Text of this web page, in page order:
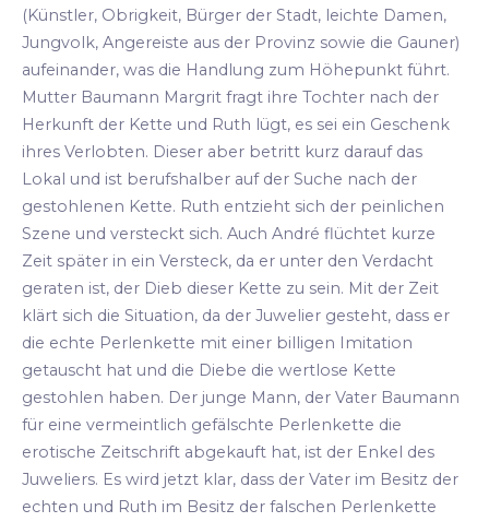
(Künstler, Obrigkeit, Bürger der Stadt, leichte Damen,
Jungvolk, Angereiste aus der Provinz sowie die Gauner)
aufeinander, was die Handlung zum Höhepunkt führt.
Mutter Baumann Margrit fragt ihre Tochter nach der
Herkunft der Kette und Ruth lügt, es sei ein Geschenk
ihres Verlobten. Dieser aber betritt kurz darauf das
Lokal und ist berufshalber auf der Suche nach der
gestohlenen Kette. Ruth entzieht sich der peinlichen
Szene und versteckt sich. Auch André flüchtet kurze
Zeit später in ein Versteck, da er unter den Verdacht
geraten ist, der Dieb dieser Kette zu sein. Mit der Zeit
klärt sich die Situation, da der Juwelier gesteht, dass er
die echte Perlenkette mit einer billigen Imitation
getauscht hat und die Diebe die wertlose Kette
gestohlen haben. Der junge Mann, der Vater Baumann
für eine vermeintlich gefälschte Perlenkette die
erotische Zeitschrift abgekauft hat, ist der Enkel des
Juweliers. Es wird jetzt klar, dass der Vater im Besitz der
echten und Ruth im Besitz der falschen Perlenkette